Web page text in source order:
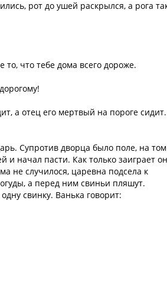
рот до ушей раскрылся, а рога
то, что тебе дома всего дороже.
а отец его мертвый на пороге сидит.
Супротив дворца было поле, на том
и начал пасти. Как только заиграет
не случилося, царевна подсела к
а перед ним свиньи пляшут.
свинку. Ванька говорит: